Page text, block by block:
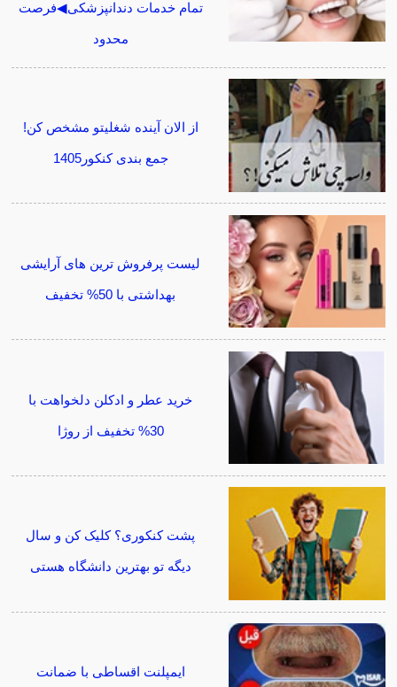
تمام خدمات دندانپزشکی◀فرصت
محدود
از الان آینده شغلیتو مشخص کن!
جمع بندی کنکور1405
لیست پرفروش ترین های آرایشی
بهداشتی با 50% تخفیف
خرید عطر و ادکلن دلخواهت با
30% تخفیف از روژا
پشت کنکوری؟ کلیک کن و سال
دیگه تو بهترین دانشگاه هستی
ایمپلنت اقساطی با ضمانت